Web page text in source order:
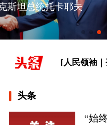
习近平在上海考察
[健身的你 健
学习新语｜
[人民领袖
[健身的你
头条
“始